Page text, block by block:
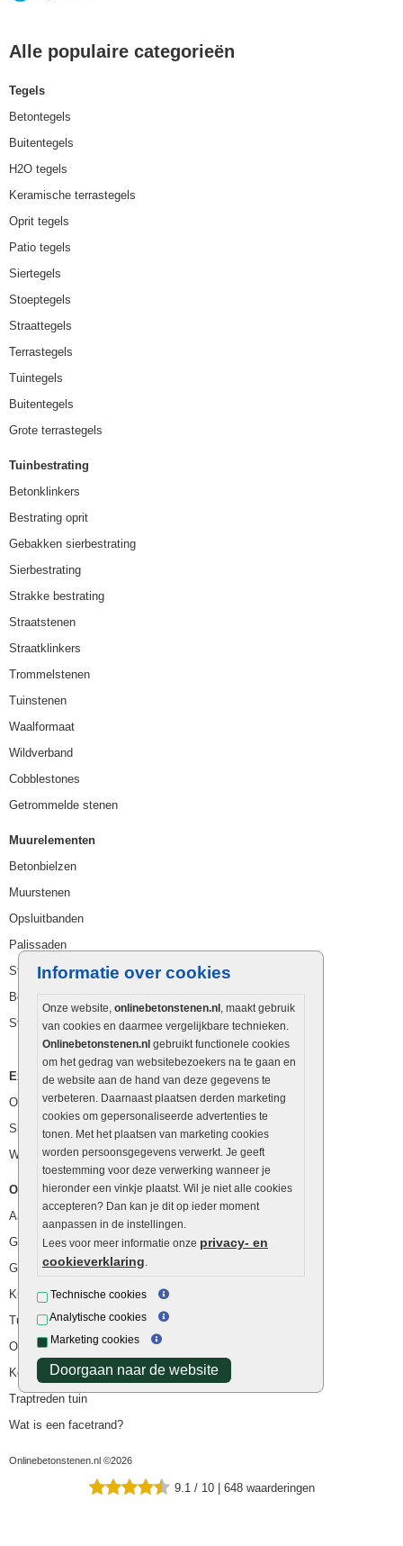
Informatie over cookies
Onze website, onlinebetonstenen.nl , maakt gebruik
van cookies en daarmee vergelijkbare technieken.
Onlinebetonstenen.nl gebruikt functionele cookies
om het gedrag van websitebezoekers na te gaan en
de website aan de hand van deze gegevens te
verbeteren. Daarnaast plaatsen derden marketing
cookies om gepersonaliseerde advertenties te
tonen. Met het plaatsen van marketing cookies
worden persoonsgegevens verwerkt. Je geeft
toestemming voor deze verwerking wanneer je
hieronder een vinkje plaatst. Wil je niet alle cookies
accepteren? Dan kan je dit op ieder moment
aanpassen in de instellingen.
Lees voor meer informatie onze privacy- en
cookieverklaring.
Technische cookies
Analytische cookies
Marketing cookies
Doorgaan naar de website
Alle populaire categorieën
Tegels
Betontegels
Buitentegels
H2O tegels
Keramische terrastegels
Oprit tegels
Patio tegels
Siertegels
Stoeptegels
Straattegels
Terrastegels
Tuintegels
Buitentegels
Grote terrastegels
Tuinbestrating
Betonklinkers
Bestrating oprit
Gebakken sierbestrating
Sierbestrating
Strakke bestrating
Straatstenen
Straatklinkers
Trommelstenen
Tuinstenen
Waalformaat
Wildverband
Cobblestones
Getrommelde stenen
Muurelementen
Betonbielzen
Muurstenen
Opsluitbanden
Palissaden
Stapelblokken
Betonblokken
Stapelstenen
Extra benodigdheden
Ophoogzand
Siergrind en siersplit
Waterafvoer
Overig
Aanbiedingen
Goedkope bestrating
Goedkope tuintegels
Kunstgras
Tuintegels outlet
Opsluitbanden plaatsen
Keerwanden
Traptreden tuin
Wat is een facetrand?
Onlinebetonstenen.nl ©2026
9.1 / 10 | 648 waarderingen